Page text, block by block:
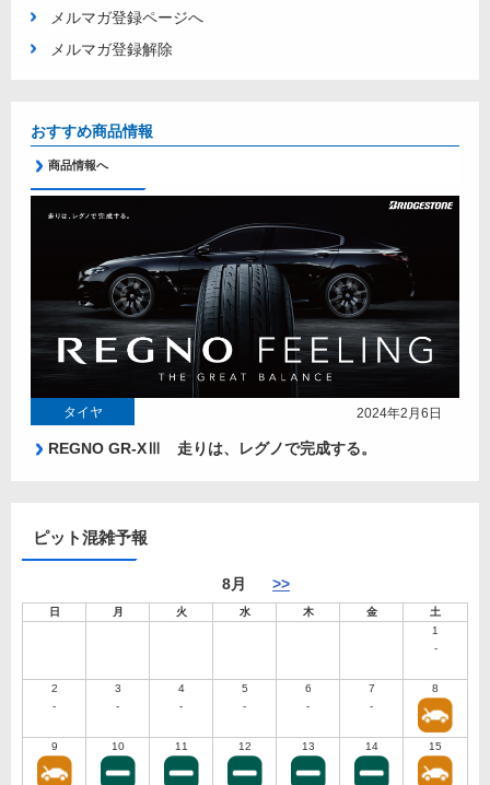
メルマガ登録ページへ
メルマガ登録解除
おすすめ商品情報
商品情報へ
タイヤ 2024年2月6日
REGNO GR-XⅢ 走りは、レグノで完成する。
ピット混雑予報
8月 >>
日 月 火 水 木 金
土
1
-
2
-
3
-
4
-
5
-
6
-
7
-
8
9 10 11 12 13 14 15